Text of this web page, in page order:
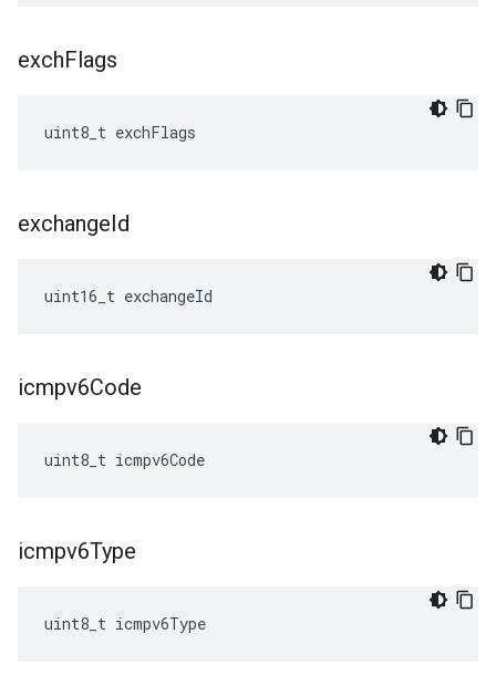
exchFlags
uint8_t exchFlags
exchangeId
uint16_t exchangeId
icmpv6Code
uint8_t icmpv6Code
icmpv6Type
uint8_t icmpv6Type